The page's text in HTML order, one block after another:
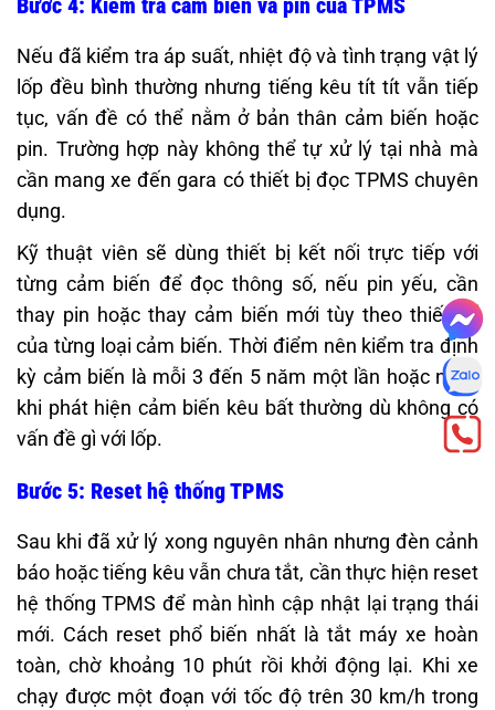
Bước 4: Kiểm tra cảm biến và pin của TPMS
Nếu đã kiểm tra áp suất, nhiệt độ và tình trạng vật lý
lốp đều bình thường nhưng tiếng kêu tít tít vẫn tiếp
tục, vấn đề có thể nằm ở bản thân cảm biến hoặc
pin. Trường hợp này không thể tự xử lý tại nhà mà
cần mang xe đến gara có thiết bị đọc TPMS chuyên
dụng.
Kỹ thuật viên sẽ dùng thiết bị kết nối trực tiếp với
từng cảm biến để đọc thông số, nếu pin yếu, cần
thay pin hoặc thay cảm biến mới tùy theo thiết kế
của từng loại cảm biến. Thời điểm nên kiểm tra định
kỳ cảm biến là mỗi 3 đến 5 năm một lần hoặc ngay
khi phát hiện cảm biến kêu bất thường dù không có
vấn đề gì với lốp.
Bước 5: Reset hệ thống TPMS
Sau khi đã xử lý xong nguyên nhân nhưng đèn cảnh
báo hoặc tiếng kêu vẫn chưa tắt, cần thực hiện reset
hệ thống TPMS để màn hình cập nhật lại trạng thái
mới. Cách reset phổ biến nhất là tắt máy xe hoàn
toàn, chờ khoảng 10 phút rồi khởi động lại. Khi xe
chạy được một đoạn với tốc độ trên 30 km/h trong